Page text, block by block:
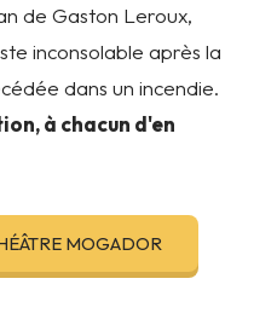
de Gaston Leroux,
inconsolable après la
dans un incendie.
à chacun d'en
MOGADOR